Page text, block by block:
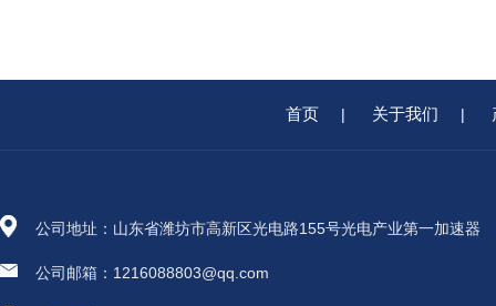
首页 | 关于我们 |
公司地址：山东省潍坊市高新区光电路155号光电产业第一加速器
公司邮箱：1216088803@qq.com